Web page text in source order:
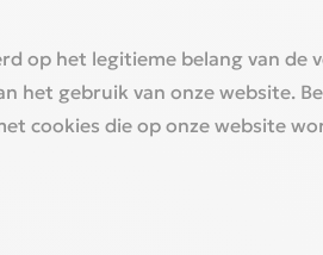
op het legitieme belang van de
gebruik van onze website.
cookies die op onze website